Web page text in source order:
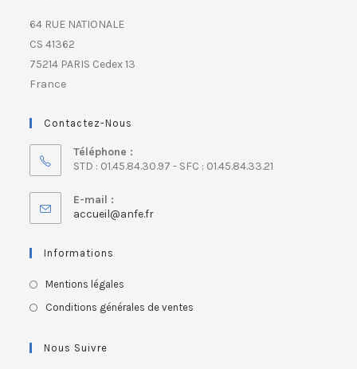
64 RUE NATIONALE
CS 41362
75214 PARIS Cedex 13
France
Contactez-Nous
Téléphone :
STD : 01.45.84.30.97 - SFC : 01.45.84.33.21
E-mail :
accueil@anfe.fr
Informations
Mentions légales
Conditions générales de ventes
Nous Suivre